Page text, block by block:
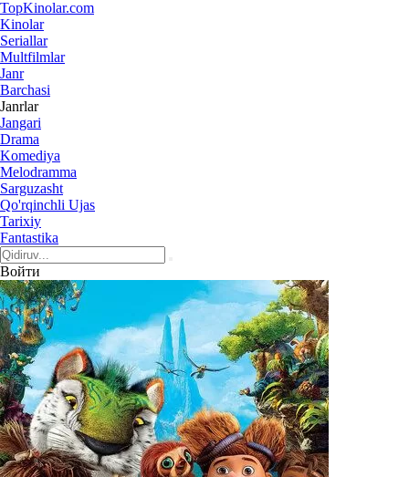
TopKinolar.com
Kinolar
Seriallar
Multfilmlar
Janr
Barchasi
Janrlar
Jangari
Drama
Komediya
Melodramma
Sarguzasht
Qo'rqinchli Ujas
Tarixiy
Fantastika
Войти